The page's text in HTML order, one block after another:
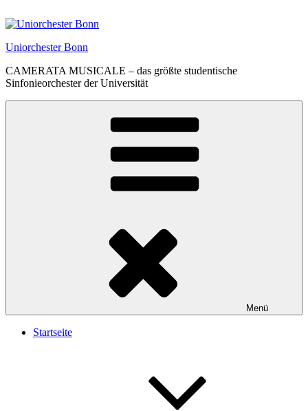
Inhalt
Uniorchester Bonn
CAMERATA MUSICALE – das größte studentische
Sinfonieorchester der Universität
Menü
Startseite